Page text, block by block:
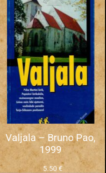
Valjala – Bruno Pao,
1999
5.50 €